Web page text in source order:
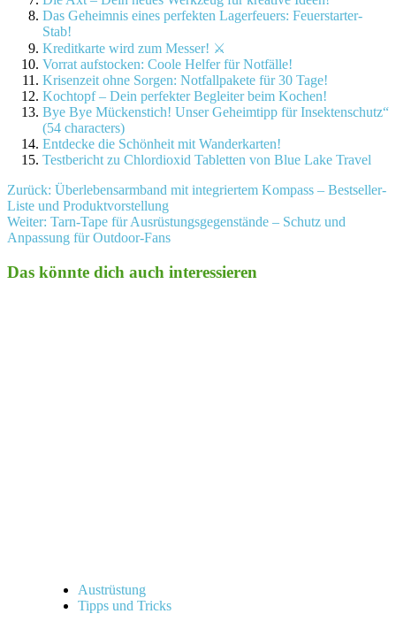
Das Geheimnis eines perfekten Lagerfeuers: Feuerstarter-
Stab!
Kreditkarte wird zum Messer! ⚔️
Vorrat aufstocken: Coole Helfer für Notfälle!
Krisenzeit ohne Sorgen: Notfallpakete für 30 Tage!
Kochtopf – Dein perfekter Begleiter beim Kochen!
Bye Bye Mückenstich! Unser Geheimtipp für Insektenschutz“
(54 characters)
Entdecke die Schönheit mit Wanderkarten!
Testbericht zu Chlordioxid Tabletten von Blue Lake Travel
Beitragsnavigation
Zurück: Überlebensarmband mit integriertem Kompass – Bestseller-
Liste und Produktvorstellung
Weiter: Tarn-Tape für Ausrüstungsgegenstände – Schutz und
Anpassung für Outdoor-Fans
Das könnte dich auch interessieren
Austrüstung
Tipps und Tricks